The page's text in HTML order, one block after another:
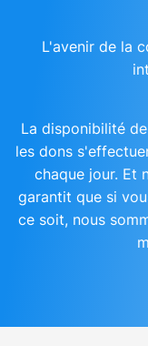
L'avenir de la
La disponibilité
les dons
chaque jour. Et
garantit que si
ce soit, nous